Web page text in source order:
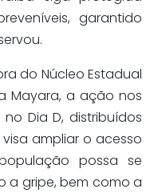
garantido
do Núcleo Estadual
Mayara, a ação nos
Dia D, distribuídos
ampliar o acesso
possa se
a gripe, bem como a